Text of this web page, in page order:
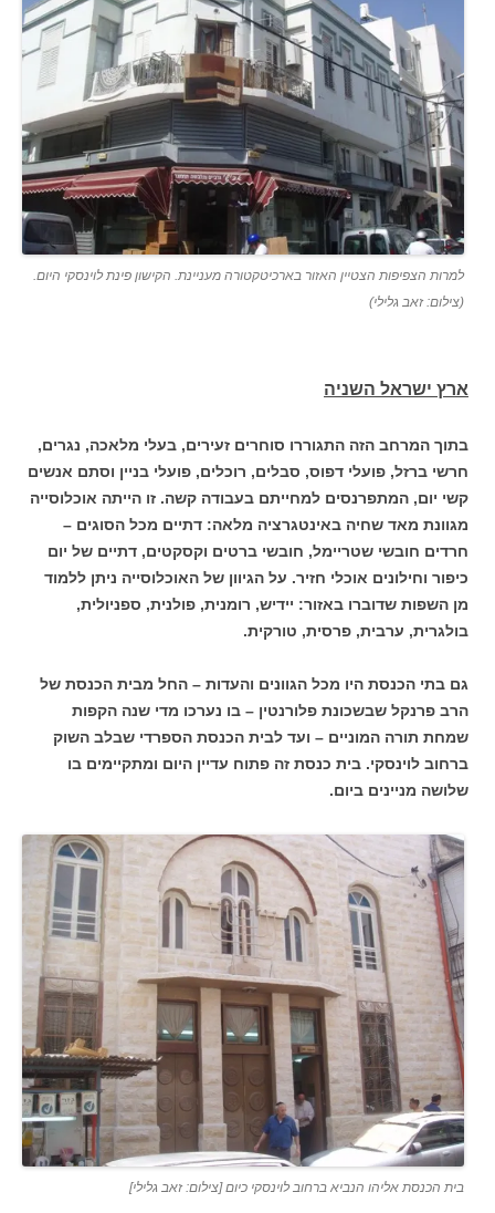
למרות הצפיפות הצטיין האזור בארכיטקטורה מעניינת. הקישון פינת לוינסקי היום.
(צילום: זאב גלילי)
ארץ ישראל השניה
בתוך המרחב הזה התגוררו סוחרים זעירים, בעלי מלאכה, נגרים,
חרשי ברזל, פועלי דפוס, סבלים, רוכלים, פועלי בניין וסתם אנשים
קשי יום, המתפרנסים למחייתם בעבודה קשה. זו הייתה אוכלוסייה
מגוונת מאד שחיה באינטגרציה מלאה: דתיים מכל הסוגים –
חרדים חובשי שטריימל, חובשי ברטים וקסקטים, דתיים של יום
כיפור וחילונים אוכלי חזיר. על הגיוון של האוכלוסייה ניתן ללמוד
מן השפות שדוברו באזור: יידיש, רומנית, פולנית, ספניולית,
בולגרית, ערבית, פרסית, טורקית.
גם בתי הכנסת היו מכל הגוונים והעדות – החל מבית הכנסת של
הרב פרנקל שבשכונת פלורנטין – בו נערכו מדי שנה הקפות
שמחת תורה המוניים – ועד לבית הכנסת הספרדי שבלב השוק
ברחוב לוינסקי. בית כנסת זה פתוח עדיין היום ומתקיימים בו
שלושה מניינים ביום.
בית הכנסת אליהו הנביא ברחוב לוינסקי כיום [צילום: זאב גלילי]